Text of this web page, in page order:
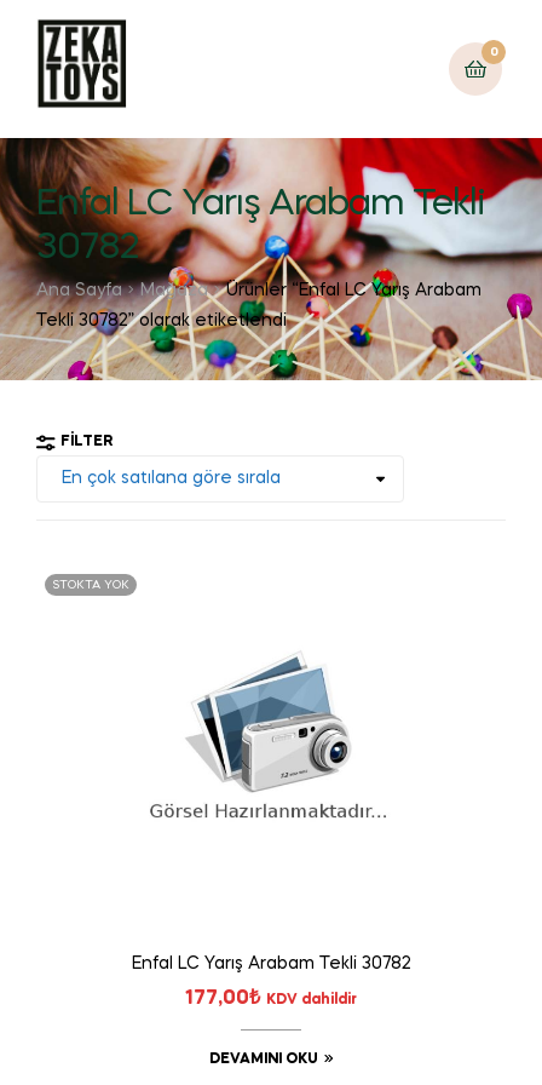
0
Enfal LC Yarış Arabam Tekli
30782
Ana Sayfa Mağaza
Ürünler “Enfal LC Yarış Arabam
Tekli 30782” olarak etiketlendi
FILTER
STOKTA YOK
Enfal LC Yarış Arabam Tekli 30782
177,00₺ KDV dahildir
DEVAMINI OKU